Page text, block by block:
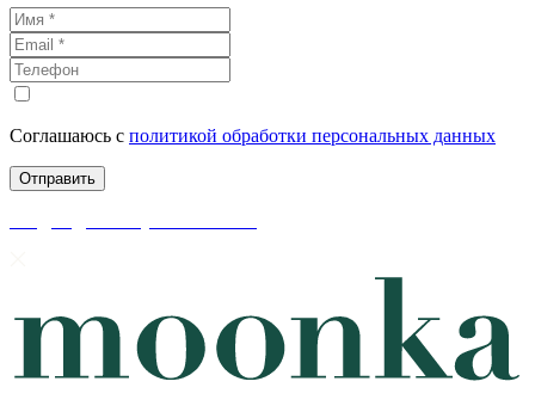
Соглашаюсь с политикой обработки персональных данных